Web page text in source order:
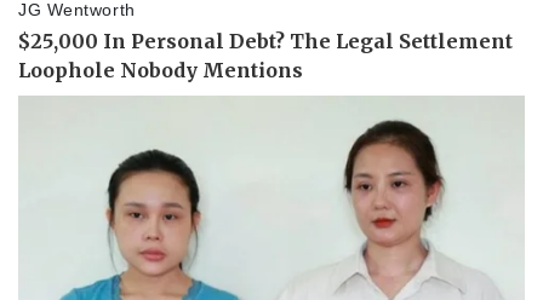
Tư vấn luật
Quân sự - Quốc phòng
Việt Nam
Phân tích